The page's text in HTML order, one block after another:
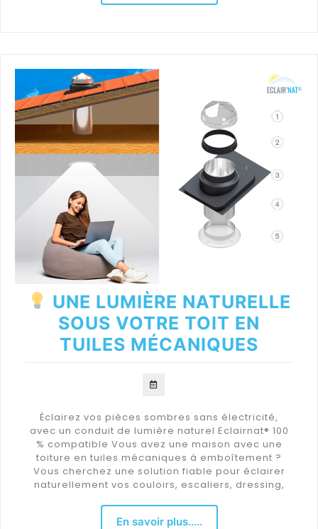
UNE LUMIÈRE NATURELLE
SOUS VOTRE TOIT EN
TUILES MÉCANIQUES
Éclairez vos pièces sombres sans électricité,
avec un conduit de lumière naturel Eclairnat® 100
% compatible Vous avez une maison avec une
toiture en tuiles mécaniques à emboîtement ?
Vous cherchez une solution fiable pour éclairer
naturellement vos couloirs, escaliers, dressing,
En savoir plus.....